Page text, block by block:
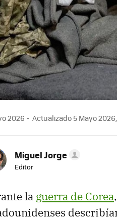
2026 Actualizado 5 Mayo 2026,
Miguel Jorge
Editor
la guerra de Corea